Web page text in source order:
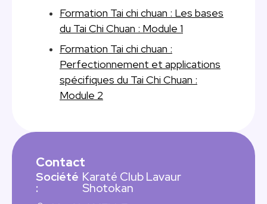
Formation Tai chi chuan : Les bases
du Tai Chi Chuan : Module 1
Formation Tai chi chuan :
Perfectionnement et applications
spécifiques du Tai Chi Chuan :
Module 2
Contact
Société
:
Karaté Club Lavaur
Shotokan